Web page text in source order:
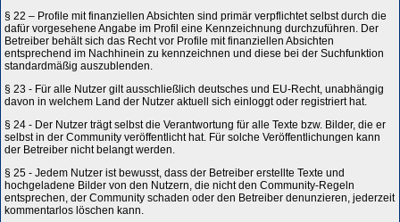
§ 22 – Profile mit finanziellen Absichten sind primär verpflichtet selbst durch die
dafür vorgesehene Angabe im Profil eine Kennzeichnung durchzuführen. Der
Betreiber behält sich das Recht vor Profile mit finanziellen Absichten
entsprechend im Nachhinein zu kennzeichnen und diese bei der Suchfunktion
standardmäßig auszublenden.
§ 23 - Für alle Nutzer gilt ausschließlich deutsches und EU-Recht, unabhängig
davon in welchem Land der Nutzer aktuell sich einloggt oder registriert hat.
§ 24 - Der Nutzer trägt selbst die Verantwortung für alle Texte bzw. Bilder, die er
selbst in der Community veröffentlicht hat. Für solche Veröffentlichungen kann
der Betreiber nicht belangt werden.
§ 25 - Jedem Nutzer ist bewusst, dass der Betreiber erstellte Texte und
hochgeladene Bilder von den Nutzern, die nicht den Community-Regeln
entsprechen, der Community schaden oder den Betreiber denunzieren, jederzeit
kommentarlos löschen kann.